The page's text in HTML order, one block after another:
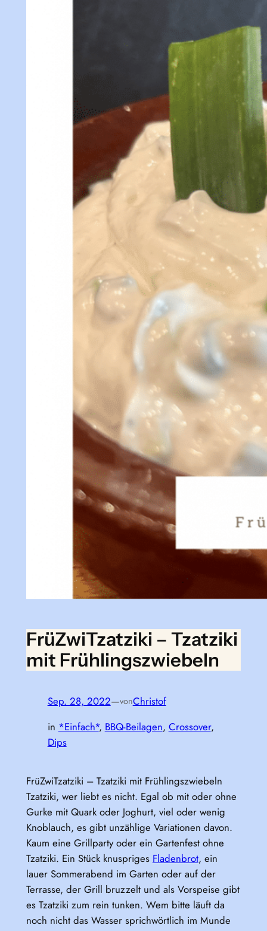
FrüZwiTzatziki – Tzatziki
mit Frühlingszwiebeln
Sep. 28, 2022—vonChristof
in *Einfach*, BBQ-Beilagen, Crossover
Dips
FrüZwiTzatziki – Tzatziki mit Frühlingszwiebeln
Tzatziki, wer liebt es nicht. Egal ob mit oder ohne
Gurke mit Quark oder Joghurt, viel oder wenig
Knoblauch, es gibt unzählige Variationen davon.
Kaum eine Grillparty oder ein Gartenfest ohne
Tzatziki. Ein Stück knuspriges Fladenbrot, ein
lauer Sommerabend im Garten oder auf der
Terrasse, der Grill bruzzelt und als Vorspeise gibt
es Tzatziki zum rein tunken. Wem bitte läuft da
noch nicht das Wasser sprichwörtlich im Munde